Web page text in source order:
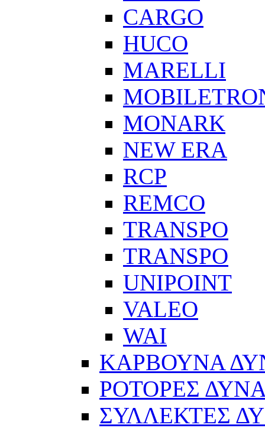
CARGO
HUCO
MARELLI
MONARK
NEW ERA
RCP
REMCO
TRANSPO
TRANSPO
UNIPOINT
VALEO
WAI
ΚΑΡΒΟΥΝΑ
ΡΟΤΟΡΕΣ
ΣΥΛΛΕΚΤΕΣ